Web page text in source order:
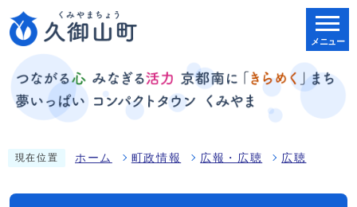
メニュー
現在位置 ホーム 町政情報 広報・広聴 広聴